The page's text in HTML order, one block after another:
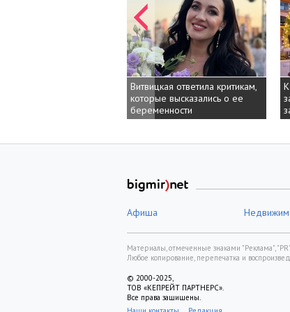
Витвицкая ответила критикам,
которые высказались о ее
беременности
Афиша
Материалы, отмеченные знаками "Реклама",
Любое копирование, перепечатка и
© 2000-2025,
ТОВ «КЕПРЕЙТ ПАРТНЕРС».
Все права защищены.